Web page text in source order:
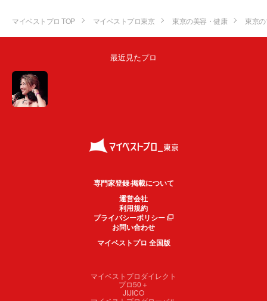
マイベストプロ TOP マイベストプロ東京 東京の美容・健康 東京
最近見たプロ
専門家登録·掲載について
運営会社
利用規約
プライバシーポリシー
お問い合わせ
マイベストプロ 全国版
マイベストプロダイレクト
プロ50＋
JIJICO